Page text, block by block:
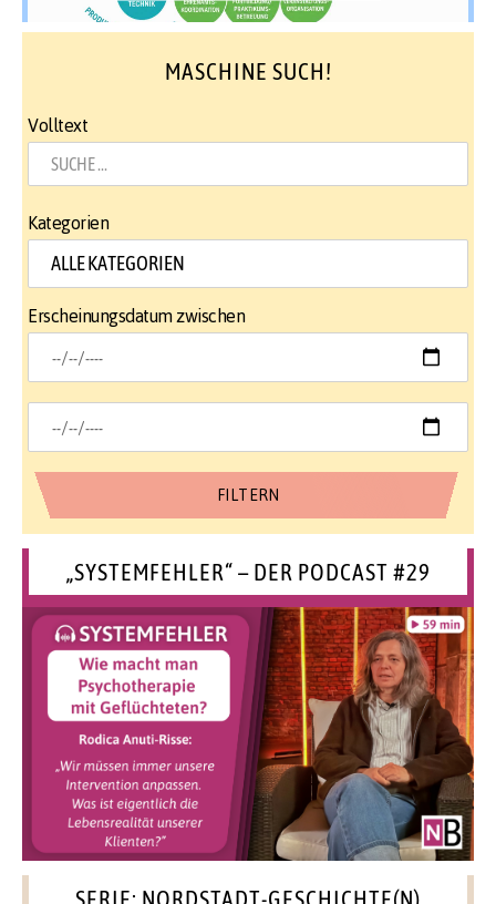
MASCHINE SUCH!
Volltext
Kategorien
Erscheinungsdatum zwischen
„SYSTEMFEHLER“ – DER PODCAST #29
SERIE: NORDSTADT-GESCHICHTE(N)